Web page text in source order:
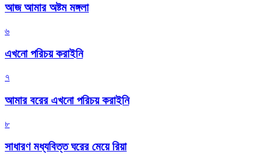
আজ আমার অষ্টম মঙ্গলা
৬
এখনো পরিচয় করাইনি
৭
আমার বরের এখনো পরিচয় করাইনি
৮
সাধারণ মধ্যবিত্ত ঘরের মেয়ে রিয়া